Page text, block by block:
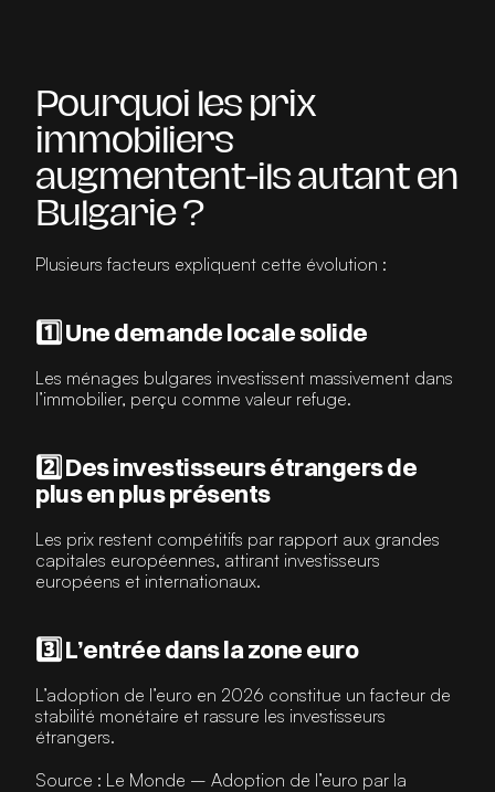
Pourquoi les prix
immobiliers
augmentent-ils autant en
Bulgarie ?
Plusieurs facteurs expliquent cette évolution :
1️⃣ Une demande locale solide
Les ménages bulgares investissent massivement dans
l’immobilier, perçu comme valeur refuge.
2️⃣ Des investisseurs étrangers de
plus en plus présents
Les prix restent compétitifs par rapport aux grandes
capitales européennes, attirant investisseurs
européens et internationaux.
3️⃣ L’entrée dans la zone euro
L’adoption de l’euro en 2026 constitue un facteur de
stabilité monétaire et rassure les investisseurs
étrangers.
Source : Le Monde – Adoption de l’euro par la